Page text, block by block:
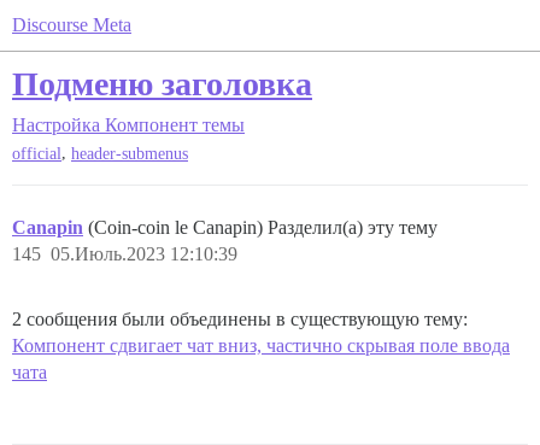
Discourse Meta
Подменю заголовка
Настройка Компонент темы
official, header-submenus
Canapin (Coin-coin le Canapin) Разделил(а) эту тему
05.Июль.2023 12:10:39
145
2 сообщения были объединены в существующую тему:
Компонент сдвигает чат вниз, частично скрывая поле ввода
чата